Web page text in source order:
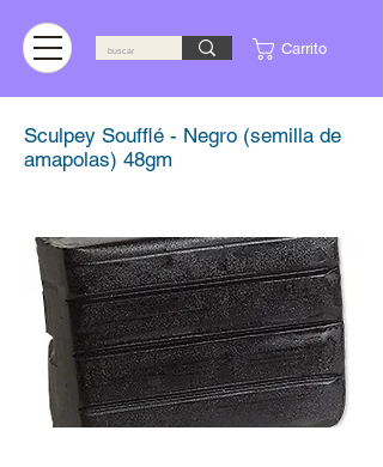
Carrito
Sculpey Soufflé - Negro (semilla de
amapolas) 48gm